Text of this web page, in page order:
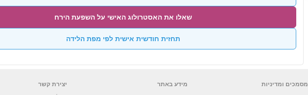
שאלו את האסטרולוג האישי על השפעת הירח
תחזית חודשית אישית לפי מפת הלידה
מסמכים ומדיניות
מידע באתר
יצירת קשר